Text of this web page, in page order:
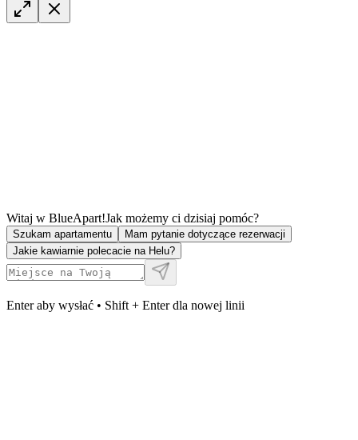
Witaj w BlueApart!Jak możemy ci dzisiaj pomóc?
Szukam apartamentu
Mam pytanie dotyczące rezerwacji
Jakie kawiarnie polecacie na Helu?
Enter aby wysłać • Shift + Enter dla nowej linii